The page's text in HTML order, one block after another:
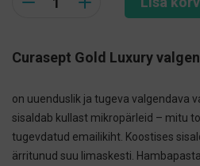
Curasept Gold Luxury
on ​​uuenduslik ja tugeva valgendava
sisaldab kullast mikropärleid – mitu
tugevdatud emailikiht. Koostises
ärritunud suu limaskesti.